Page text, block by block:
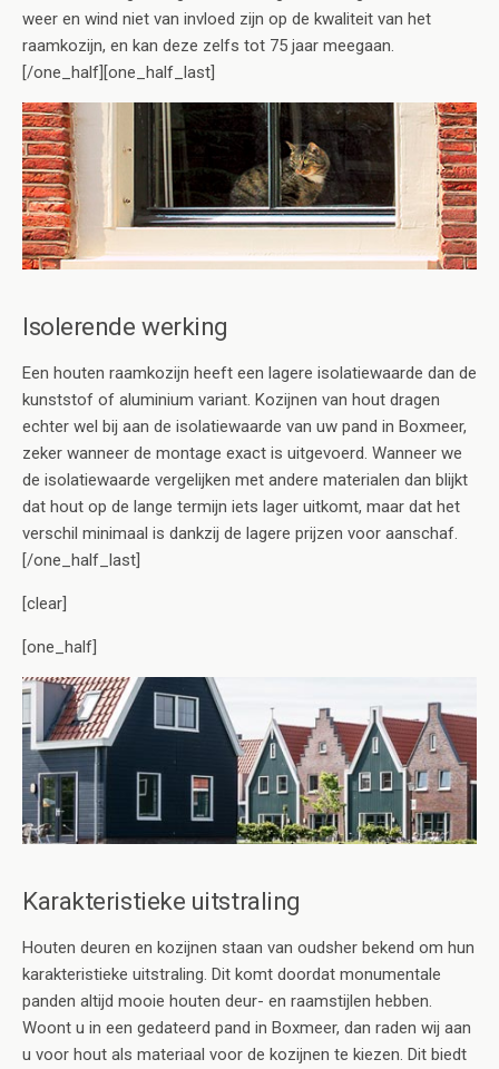
weer en wind niet van invloed zijn op de kwaliteit van het
raamkozijn, en kan deze zelfs tot 75 jaar meegaan.
[/one_half][one_half_last]
Isolerende werking
Een houten raamkozijn heeft een lagere isolatiewaarde dan de
kunststof of aluminium variant. Kozijnen van hout dragen
echter wel bij aan de isolatiewaarde van uw pand in Boxmeer,
zeker wanneer de montage exact is uitgevoerd. Wanneer we
de isolatiewaarde vergelijken met andere materialen dan blijkt
dat hout op de lange termijn iets lager uitkomt, maar dat het
verschil minimaal is dankzij de lagere prijzen voor aanschaf.
[/one_half_last]
[clear]
[one_half]
Karakteristieke uitstraling
Houten deuren en kozijnen staan van oudsher bekend om hun
karakteristieke uitstraling. Dit komt doordat monumentale
panden altijd mooie houten deur- en raamstijlen hebben.
Woont u in een gedateerd pand in Boxmeer, dan raden wij aan
u voor hout als materiaal voor de kozijnen te kiezen. Dit biedt